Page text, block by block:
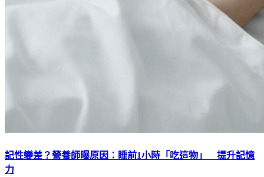
記性變差？營養師曝原因：睡前1小時「吃這物」 提升記憶
力